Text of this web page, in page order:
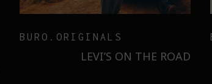
TECHNOLOGY
MESEC DANA SMO KORISTILI